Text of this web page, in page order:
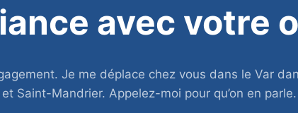
avec votre
Je me déplace chez vous dans le Var
Saint-Mandrier. Appelez-moi pour qu’on en parle.